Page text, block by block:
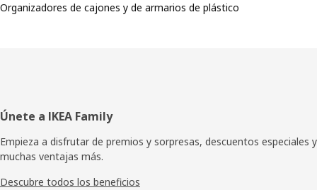
Organizadores de cajones y de armarios de plástico
Pie
de
página
Únete a IKEA Family
Empieza a disfrutar de premios y sorpresas, descuentos especiales y
muchas ventajas más.
Descubre todos los beneficios